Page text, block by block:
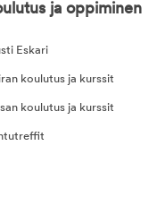
ja oppiminen
Eskari
koulutus ja kurssit
koulutus ja kurssit